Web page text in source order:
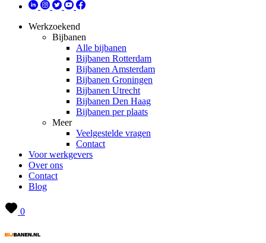
Werkzoekend
Bijbanen
Alle bijbanen
Bijbanen Rotterdam
Bijbanen Amsterdam
Bijbanen Groningen
Bijbanen Utrecht
Bijbanen Den Haag
Bijbanen per plaats
Meer
Veelgestelde vragen
Contact
Voor werkgevers
Over ons
Contact
Blog
0